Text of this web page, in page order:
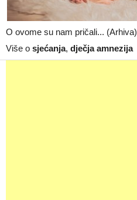
O ovome su nam pričali... (Arhiva)
Više o sjećanja, dječja amnezija